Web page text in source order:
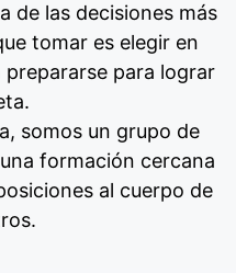
de las decisiones más
tomar es elegir en
para lograr
somos un grupo de
formación cercana
al cuerpo de